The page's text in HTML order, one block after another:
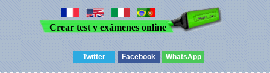
Crear test y exámenes online
Twitter Facebook WhatsApp